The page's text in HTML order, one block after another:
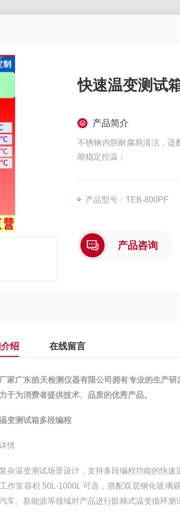
快速温变测试
产品简介
不锈钢内胆耐腐易清洁，适
能稳定控温；
产品型号：TEB-800PF
产品咨询
绍 在线留言
家广东皓天检测仪器有限公司拥有专业的生产
于为消费者提供技术、品质的优秀产品。
变测试箱多段编程
情
杂温变测试场景设计，支持多段编程功能的快
作室容积 50L-1000L 可选，搭配双层钢化玻璃
车、新能源等领域对产品进行阶梯式温变循环测